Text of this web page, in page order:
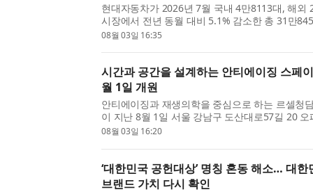
현대자동차가 2026년 7월 국내 4만8113대, 해외
시장에서 전년 동월 대비 5.1% 감소한 총 31만
해 같은 기간과 비교해 국내 판매는 14.4% 감소
08월 03일 16:35
시간과 공간을 설계하는 안티에이징 스페
월 1일 개원
안티에이징과 재생의학을 중심으로 하는 르셀청
이 지난 8월 1일 서울 강남구 도산대로57길 20
료를 시작했다. 르셀청담의원은 개원 당일 정·재
08월 03일 16:20
‘대한민국 공헌대상’ 명칭 혼동 해소… 대
브랜드 가치 다시 확인